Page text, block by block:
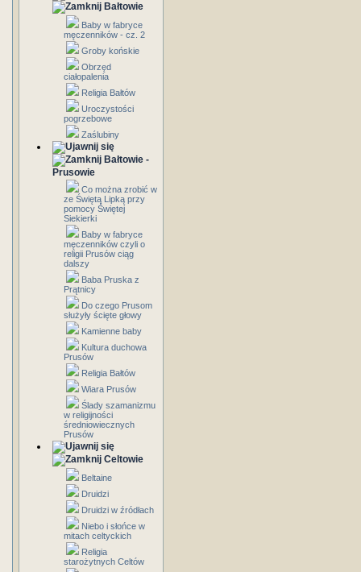
Bałtowie
Baby w fabryce
męczenników - cz. 2
Groby końskie
Obrzęd
ciałopalenia
Religia Bałtów
Uroczystości
pogrzebowe
Zaślubiny
Bałtowie -
Prusowie
Co można zrobić w
ze Świętą Lipką przy
pomocy Świętej
Siekierki
Baby w fabryce
męczenników czyli o
religii Prusów ciąg
dalszy
Baba Pruska z
Prątnicy
Do czego Prusom
służyły ścięte głowy
Kamienne baby
Kultura duchowa
Prusów
Religia Bałtów
Wiara Prusów
Ślady szamanizmu
w religijności
średniowiecznych
Prusów
Celtowie
Beltaine
Druidzi
Druidzi w źródłach
Niebo i słońce w
mitach celtyckich
Religia
starożytnych Celtów